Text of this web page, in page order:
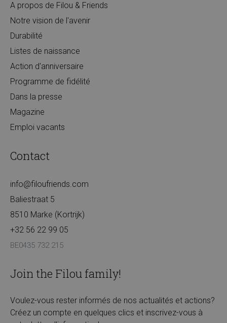
A propos de Filou & Friends
Notre vision de l'avenir
Durabilité
Listes de naissance
Action d'anniversaire
Programme de fidélité
Dans la presse
Magazine
Emploi vacants
Contact
info@filoufriends.com
Baliestraat 5
8510 Marke (Kortrijk)
+32 56 22 99 05
BE0435 732 215
Join the Filou family!
Voulez-vous rester informés de nos actualités et actions?
Créez un compte en quelques clics et inscrivez-vous à